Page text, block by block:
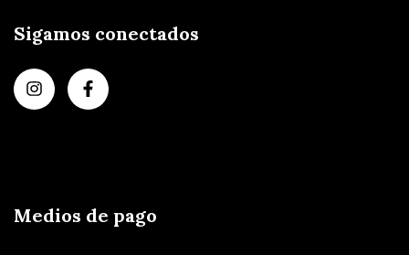
Sigamos conectados
Medios de pago